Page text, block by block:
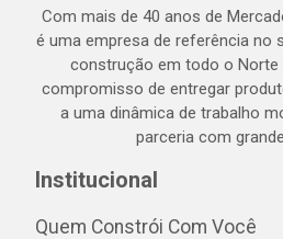
Com mais de 40 anos de
é uma empresa de referência no
construção em todo o Norte
compromisso de entregar
a uma dinâmica de trabalho
parceria com
Institucional
Quem Constrói Com Você